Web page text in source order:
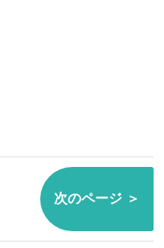
次のページ ＞